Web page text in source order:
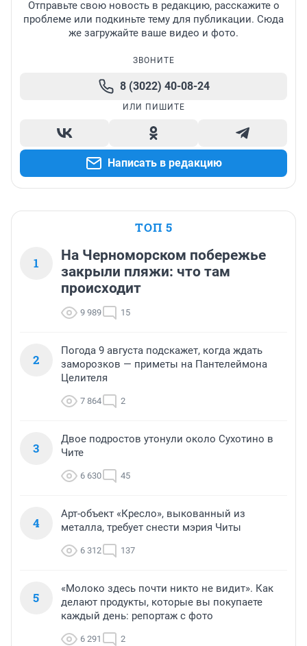
Отправьте свою новость в редакцию, расскажите о
проблеме или подкиньте тему для публикации. Сюда
же загружайте ваше видео и фото.
ЗВОНИТЕ
8 (3022) 40-08-24
ИЛИ ПИШИТЕ
Написать в редакцию
ТОП 5
1
На Черноморском побережье
закрыли пляжи: что там
происходит
9 989 15
2
Погода 9 августа подскажет, когда ждать
заморозков — приметы на Пантелеймона
Целителя
7 864 2
3
Двое подростов утонули около Сухотино в
Чите
6 630 45
4
Арт-объект «Кресло», выкованный из
металла, требует снести мэрия Читы
6 312 137
5
«Молоко здесь почти никто не видит». Как
делают продукты, которые вы покупаете
каждый день: репортаж с фото
6 291 2